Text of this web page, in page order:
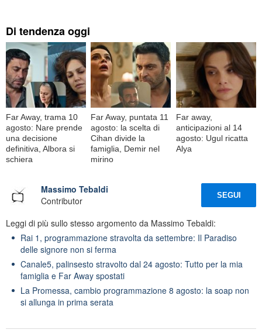
Di tendenza oggi
Far Away, trama 10
agosto: Nare prende
una decisione
definitiva, Albora si
schiera
Far Away, puntata 11
agosto: la scelta di
Cihan divide la
famiglia, Demir nel
mirino
Far away,
anticipazioni al 14
agosto: Ugul ricatta
Alya
Massimo Tebaldi
Contributor
SEGUI
Leggi di più sullo stesso argomento da Massimo Tebaldi:
Rai 1, programmazione stravolta da settembre: Il Paradiso
delle signore non si ferma
Canale5, palinsesto stravolto dal 24 agosto: Tutto per la mia
famiglia e Far Away spostati
La Promessa, cambio programmazione 8 agosto: la soap non
si allunga in prima serata